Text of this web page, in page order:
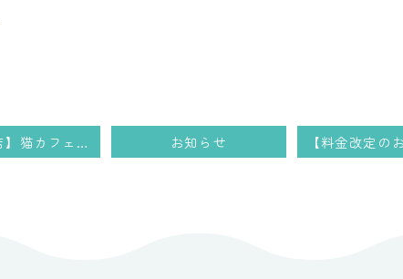
【東広島店】猫カフェ新入社員紹介 お知らせ